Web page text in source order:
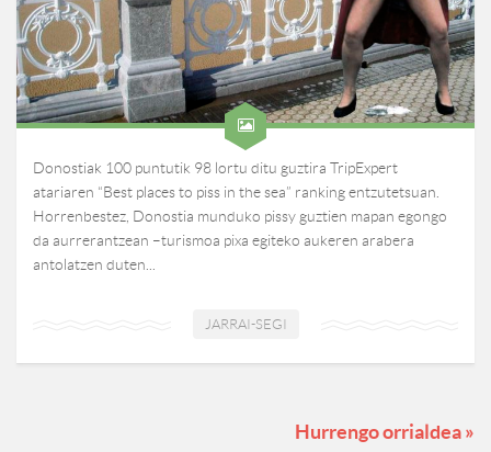
Donostiak 100 puntutik 98 lortu ditu guztira TripExpert
atariaren “Best places to piss in the sea” ranking entzutetsuan.
Horrenbestez, Donostia munduko pissy guztien mapan egongo
da aurrerantzean –turismoa pixa egiteko aukeren arabera
antolatzen duten...
JARRAI-SEGI
Hurrengo orrialdea »